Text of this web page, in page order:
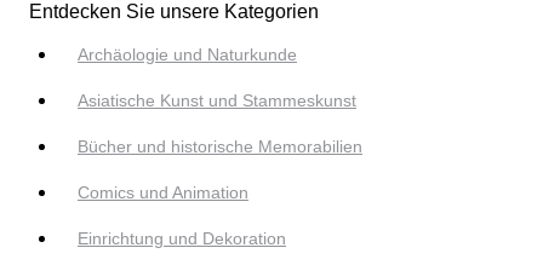
Entdecken Sie unsere Kategorien
Archäologie und Naturkunde
Asiatische Kunst und Stammeskunst
Bücher und historische Memorabilien
Comics und Animation
Einrichtung und Dekoration